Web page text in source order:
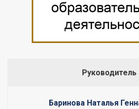
Руководитель
Баринова Наталья